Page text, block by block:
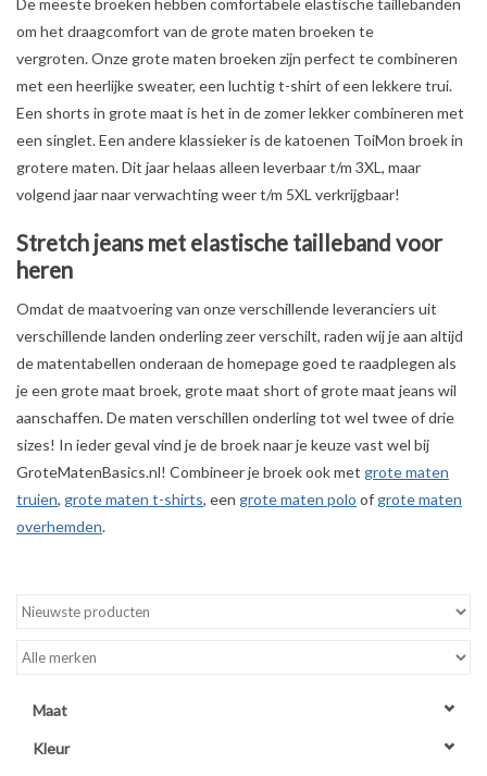
BROEKEN / SHORTS
BODYWARMERS
TRUIEN / VESTEN
JACKS / JASSEN
WERKKLEDING
OVERIG
om het draagcomfort van de grote maten broeken te
vergroten. Onze grote maten broeken zijn perfect te combineren
met een heerlijke sweater, een luchtig t-shirt of een lekkere trui.
Een shorts in grote maat is het in de zomer lekker combineren met
een singlet. Een andere klassieker is de katoenen ToiMon broek in
grotere maten. Dit jaar helaas alleen leverbaar t/m 3XL, maar
volgend jaar naar verwachting weer t/m 5XL verkrijgbaar!
Stretch jeans met elastische tailleband voor
heren
Omdat de maatvoering van onze verschillende leveranciers uit
verschillende landen onderling zeer verschilt, raden wij je aan altijd
de matentabellen onderaan de homepage goed te raadplegen als
je een grote maat broek, grote maat short of grote maat jeans wil
aanschaffen. De maten verschillen onderling tot wel twee of drie
sizes! In ieder geval vind je de broek naar je keuze vast wel bij
GroteMatenBasics.nl! Combineer je broek ook met grote maten
truien, grote maten t-shirts, een grote maten polo of grote maten
overhemden.
Maat
Kleur